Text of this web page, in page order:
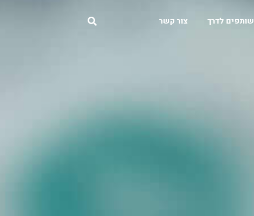
שותפים לדרך צור קשר